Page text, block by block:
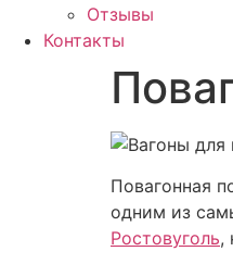
Отзывы
Контакты
Повагонная
одним из
Ростовуголь,